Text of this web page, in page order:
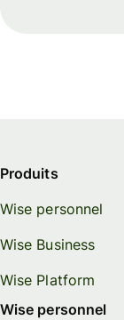
Produits
Wise personnel
Wise Business
Wise Platform
Wise personnel